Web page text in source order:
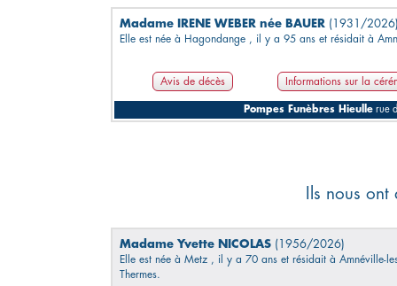
Madame IRENE WEBER née BAUER (1931/
Elle est née à Hagondange , il y a 95 ans et résidait à
Avis de décès Informations sur la
Pompes Funèbres Hieulle rue
Ils nous
Madame Yvette NICOLAS (1956/2026)
Elle est née à Metz , il y a 70 ans et résidait à Amnéville-
Thermes.